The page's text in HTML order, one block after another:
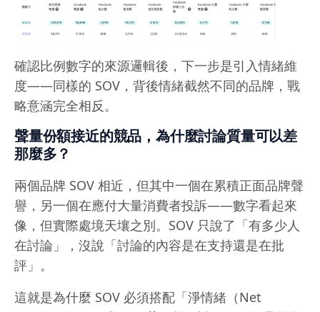
確認比例數字的來源邏輯後，下一步是引入情緒維
度——同樣的 SOV，背後情緒截然不同的品牌，戰
略意涵完全相反。
聲量份額接近的競品，為什麼討論質量可以差
那麼多？
兩個品牌 SOV 相近，但其中一個在累積正面品牌聲
譽，另一個在應付大量消費者投訴——數字看起來
像，但實際處境天壤之別。SOV 只說了「有多少人
在討論」，沒說「討論的內容是在支持還是在批
評」。
這就是為什麼 SOV 必須搭配「淨情緒（Net